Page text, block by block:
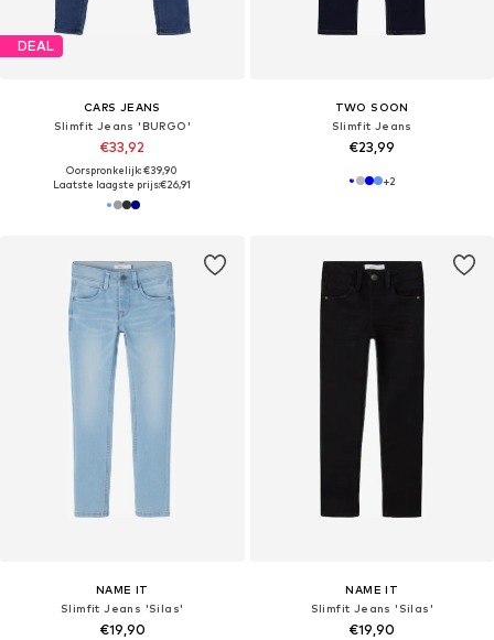
DEAL
CARS JEANS
Slimfit Jeans 'BURGO'
€33,92
Oorspronkelijk: €39,90
Laatste laagste prijs:€26,91
TWO SOON
Slimfit Jeans
€23,99
+2
NAME IT
Slimfit Jeans 'Silas'
€19,90
NAME IT
Slimfit Jeans 'Silas'
€19,90